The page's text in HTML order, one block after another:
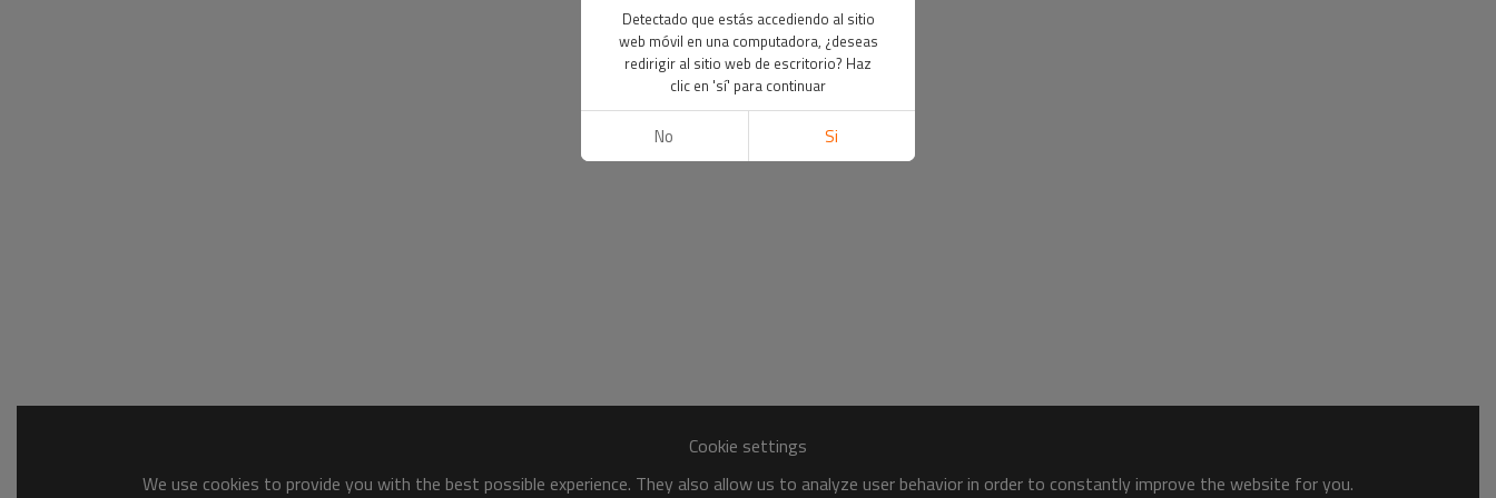
Cookie settings
We use cookies to provide you with the best possible experience. They also allow us to analyze user behavior in order to constantly improve the website for you.
Detectado que estás accediendo al sitio
web móvil en una computadora, ¿deseas
redirigir al sitio web de escritorio? Haz
clic en 'sí' para continuar
No Si